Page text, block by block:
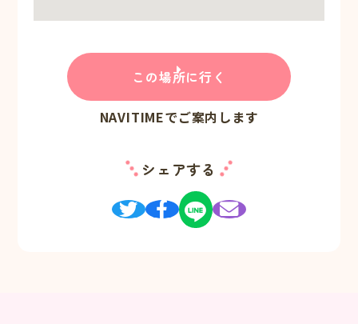
この場所に行く
NAVITIMEでご案内します
シェアする